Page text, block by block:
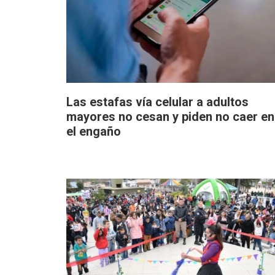
Las estafas vía celular a adultos
mayores no cesan y piden no caer en
el engaño